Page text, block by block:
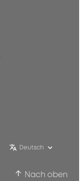
Deutsch
Nach oben